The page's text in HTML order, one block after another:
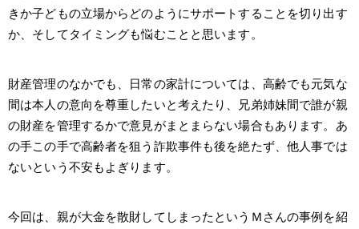
きか子どもの立場からどのようにサポートすることを切り出す
か、そしてタイミングも悩むことと思います。
財産管理のなかでも、日常の家計については、高齢でも元気な
間は本人の意向を尊重したいと考えたり、兄弟姉妹間で誰が親
の財産を管理するかで意見がまとまらない場合もあります。あ
の手この手で高齢者を狙う詐欺事件も後を絶たず、他人事では
ないという不安もよぎります。
今回は、親が大金を散財してしまったというＭさんの事例を紹